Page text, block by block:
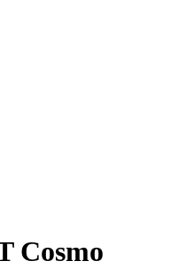
Cosmo